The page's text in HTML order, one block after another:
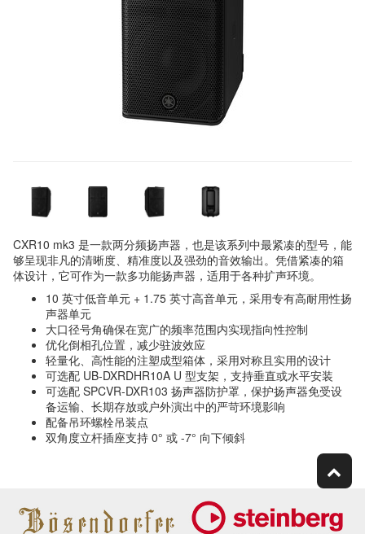
CXR10 mk3 是一款两分频扬声器，也是该系列中最紧凑的型号，能
够呈现非凡的清晰度、精准度以及强劲的音效输出。凭借紧凑的箱
体设计，它可作为一款多功能扬声器，适用于各种扩声环境。
10 英寸低音单元 + 1.75 英寸高音单元，采用专有高耐用性扬
声器单元
大口径号角确保在宽广的频率范围内实现指向性控制
优化倒相孔位置，减少驻波效应
轻量化、高性能的注塑成型箱体，采用对称且实用的设计
可选配 UB-DXRDHR10A U 型支架，支持垂直或水平安装
可选配 SPCVR-DXR103 扬声器防护罩，保护扬声器免受设
备运输、长期存放或户外演出中的严苛环境影响
配备吊环螺栓吊装点
双角度立杆插座支持 0° 或 -7° 向下倾斜